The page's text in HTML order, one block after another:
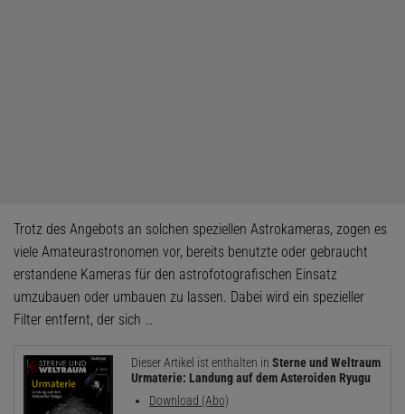
Trotz des Angebots an solchen speziellen Astrokameras, zogen es
viele Amateurastronomen vor, bereits benutzte oder gebraucht
erstandene Kameras für den astrofotografischen Einsatz
umzubauen oder umbauen zu lassen. Dabei wird ein spezieller
Filter entfernt, der sich …
Dieser Artikel ist enthalten in Sterne und Weltraum
Urmaterie: Landung auf dem Asteroiden Ryugu
Download (Abo)